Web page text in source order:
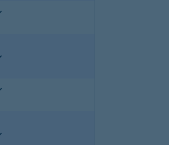
enthalten
enthalten
enthalten
enthalten